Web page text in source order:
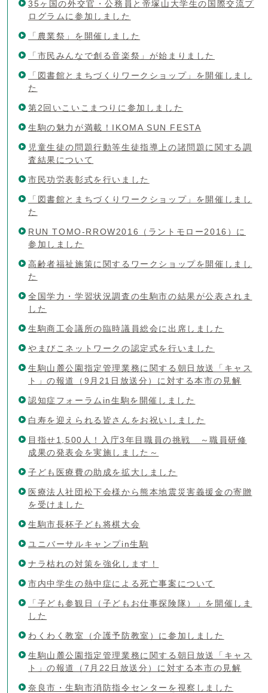
35ヶ国の外交官・公務員と帝塚山大学生の国際交流プ
ログラムに参加しました
「農業祭」を開催しました
「市民みんなで創る音楽祭」が始まりました
「図書館とまちづくりワークショップ」を開催しまし
た
第2回いこいこまつりに参加しました
生駒の魅力が満載！IKOMA SUN FESTA
児童生徒の問題行動等生徒指導上の諸問題に関する調
査結果について
市民功労表彰式を行いました
「図書館とまちづくりワークショップ」を開催しまし
た
RUN TOMO-RROW2016（ラントモロー2016）に
参加しました
高齢者福祉施策に関するワークショップを開催しまし
た
全国学力・学習状況調査の生駒市の結果が公表されま
した
生駒商工会議所の臨時議員総会に出席しました
やまびこネットワークの認定式を行いました
生駒山麓公園指定管理業務に関する朝日放送「キャス
ト」の報道（9月21日放送分）に対する本市の見解
認知症フォーラムin生駒を開催しました
白寿を迎えられる皆さんをお祝いしました
目指せ1,500人！入庁3年目職員の挑戦 ～職員研修
成果の発表会を実施しました～
子ども医療費の助成を拡大しました
医療法人社団松下会様から熊本地震災害義援金の寄贈
を受けました
生駒市長杯子ども将棋大会
ユニバーサルキャンプin生駒
ナラ枯れの対策を強化します！
市内中学生の熱中症による死亡事案について
「子ども参観日（子どもお仕事探険隊）」を開催しま
した
わくわく教室（介護予防教室）に参加しました
生駒山麓公園指定管理業務に関する朝日放送「キャス
ト」の報道（7月22日放送分）に対する本市の見解
奈良市・生駒市消防指令センターを視察しました